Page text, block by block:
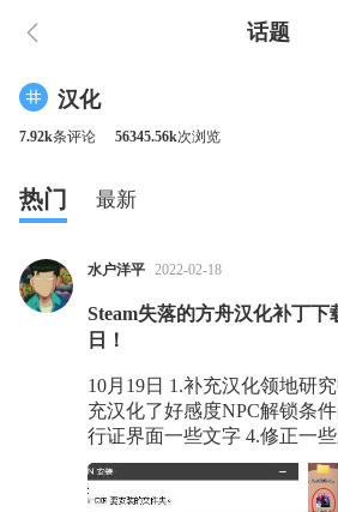
话题
汉化
7.92k条评论 56345.56k次浏览
热门 最新
水户洋平 2022-02-18
Steam失落的方舟汉化补丁下
日！
10月19日 1.补充汉化领地研
充汉化了好感度NPC解锁条
行证界面一些文字 4.修正一